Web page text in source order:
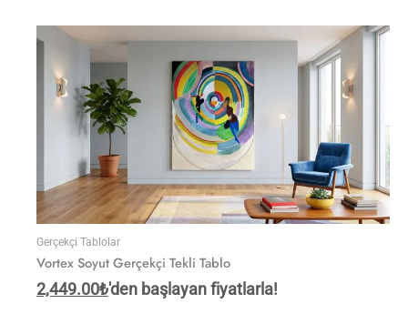
Gerçekçi Tablolar
Vortex Soyut Gerçekçi Tekli Tablo
2,449.00₺'den başlayan fiyatlarla!